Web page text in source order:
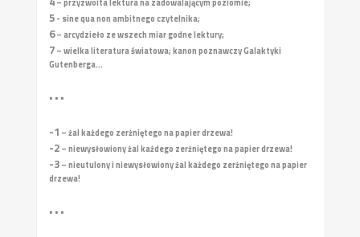
– przyzwoita lektura na zadowalającym poziomie;
5- sine qua non ambitnego czytelnika;
6– arcydzieło ze wszech miar godne lektury;
7– wielka literatura światowa; kanon poznawczy Galaktyki
Gutenberga...
• • •
-1 – żal każdego zerżniętego na papier drzewa!
-2– niewysłowiony żal każdego zerżniętego na papier drzewa!
-3– nieutulony i niewysłowiony żal każdego zerżniętego na papier
drzewa!
• • •